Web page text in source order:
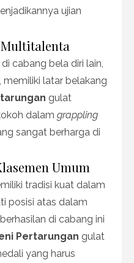
ujian
cabang bela diri lain,
latar belakang
gulat
dalam grappling
sangat berharga di
Umum
tradisi kuat dalam
posisi atas dalam
di cabang ini
Pertarungan gulat
yang harus